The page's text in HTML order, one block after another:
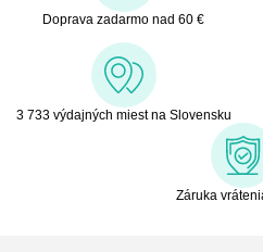
Doprava zadarmo nad 60 €
3 733 výdajných miest na Slovensku
Záruka